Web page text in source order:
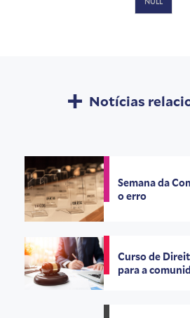
Notícias
Semana da
o erro
Curso de
para a